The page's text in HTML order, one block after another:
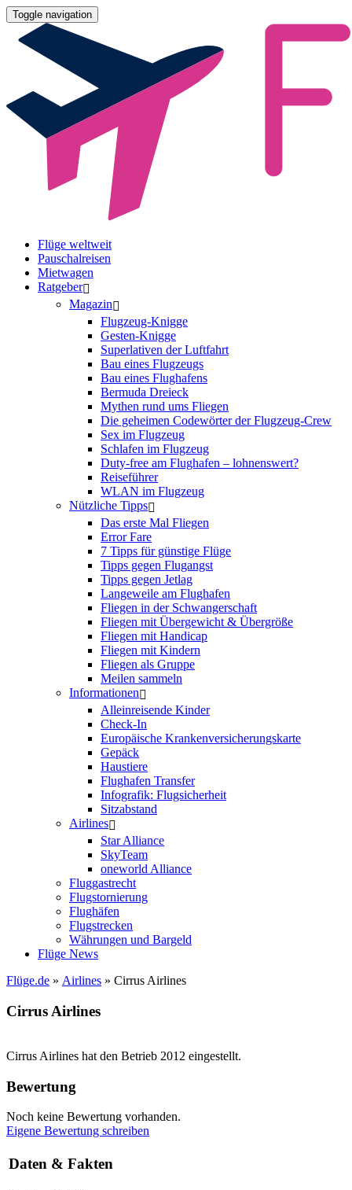
Toggle navigation
Flüge weltweit
Pauschalreisen
Mietwagen
Ratgeber
Magazin
Flugzeug-Knigge
Gesten-Knigge
Superlativen der Luftfahrt
Bau eines Flugzeugs
Bau eines Flughafens
Bermuda Dreieck
Mythen rund ums Fliegen
Die geheimen Codewörter der Flugzeug-Crew
Sex im Flugzeug
Schlafen im Flugzeug
Duty-free am Flughafen – lohnenswert?
Reiseführer
WLAN im Flugzeug
Nützliche Tipps
Das erste Mal Fliegen
Error Fare
7 Tipps für günstige Flüge
Tipps gegen Flugangst
Tipps gegen Jetlag
Langeweile am Flughafen
Fliegen in der Schwangerschaft
Fliegen mit Übergewicht & Übergröße
Fliegen mit Handicap
Fliegen mit Kindern
Fliegen als Gruppe
Meilen sammeln
Informationen
Alleinreisende Kinder
Check-In
Europäische Krankenversicherungskarte
Gepäck
Haustiere
Flughafen Transfer
Infografik: Flugsicherheit
Sitzabstand
Airlines
Star Alliance
SkyTeam
oneworld Alliance
Fluggastrecht
Flugstornierung
Flughäfen
Flugstrecken
Währungen und Bargeld
Flüge News
Flüge.de » Airlines » Cirrus Airlines
Cirrus Airlines
Cirrus Airlines hat den Betrieb 2012 eingestellt.
Bewertung
Noch keine Bewertung vorhanden.
Eigene Bewertung schreiben
Daten & Fakten